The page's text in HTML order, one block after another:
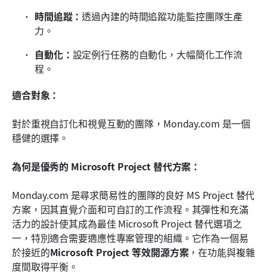
時間追蹤：透過內建的時間追蹤功能監控團隊生產
力。
自動化： 設定例行任務的自動化，大幅簡化工作流
程。
適合對象：
對於重視自訂化和視覺互動的團隊，Monday.com 是一個
穩健的選擇。
為何是優秀的 Microsoft Project 替代方案：
Monday.com 是尋求簡易性的團隊的良好 MS Project 替代
方案，因其直覺介面和可自訂的工作流程。其彈性和充滿
活力的設計使其成為最佳 Microsoft Project 替代選項之
一，特別適合需要適應性專案管理的組織。它作為一個易
於接近的Microsoft Project 等效開源方案，在功能與複雜
度間取得平衡。